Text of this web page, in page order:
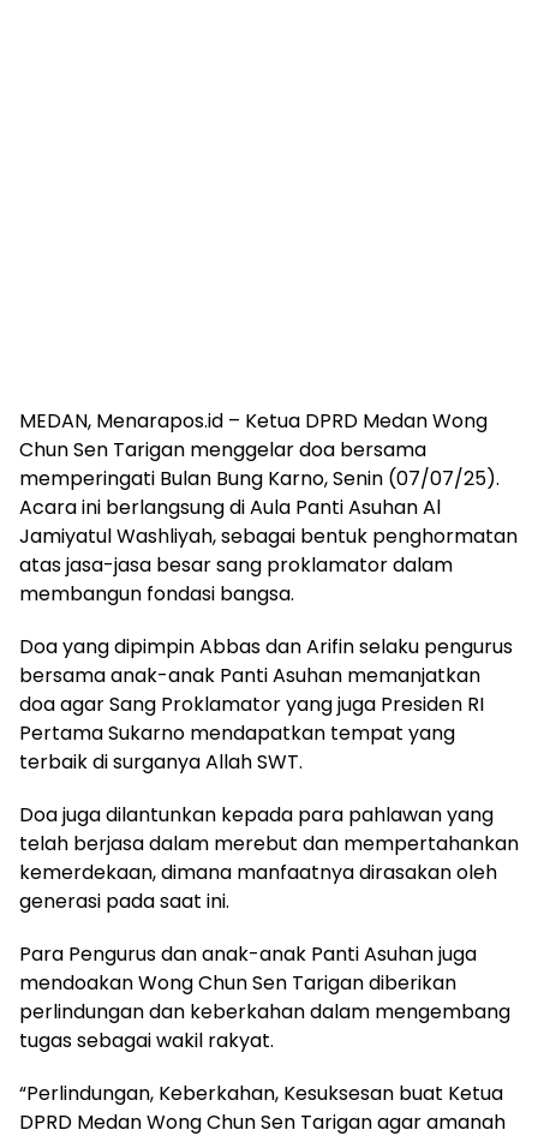
MEDAN, Menarapos.id – Ketua DPRD Medan Wong
Chun Sen Tarigan menggelar doa bersama
memperingati Bulan Bung Karno, Senin (07/07/25).
Acara ini berlangsung di Aula Panti Asuhan Al
Jamiyatul Washliyah, sebagai bentuk penghormatan
atas jasa-jasa besar sang proklamator dalam
membangun fondasi bangsa.
Doa yang dipimpin Abbas dan Arifin selaku pengurus
bersama anak-anak Panti Asuhan memanjatkan
doa agar Sang Proklamator yang juga Presiden RI
Pertama Sukarno mendapatkan tempat yang
terbaik di surganya Allah SWT.
Doa juga dilantunkan kepada para pahlawan yang
telah berjasa dalam merebut dan mempertahankan
kemerdekaan, dimana manfaatnya dirasakan oleh
generasi pada saat ini.
Para Pengurus dan anak-anak Panti Asuhan juga
mendoakan Wong Chun Sen Tarigan diberikan
perlindungan dan keberkahan dalam mengembang
tugas sebagai wakil rakyat.
“Perlindungan, Keberkahan, Kesuksesan buat Ketua
DPRD Medan Wong Chun Sen Tarigan agar amanah